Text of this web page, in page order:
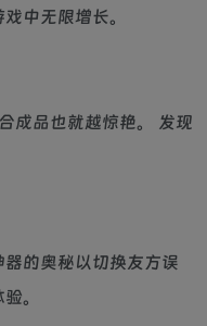
中无限增长。
成品也就越惊艳。 发现
的奥秘以切换友方误
。